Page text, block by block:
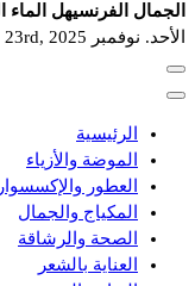
الجمال الفرنسيهل الماء
الأحد. نوفمبر 23rd, 2025
الرئيسية
الموضة والأزياء
العطور
المكياج والجمال
الصحة والرشاقة
العناية بالشعر